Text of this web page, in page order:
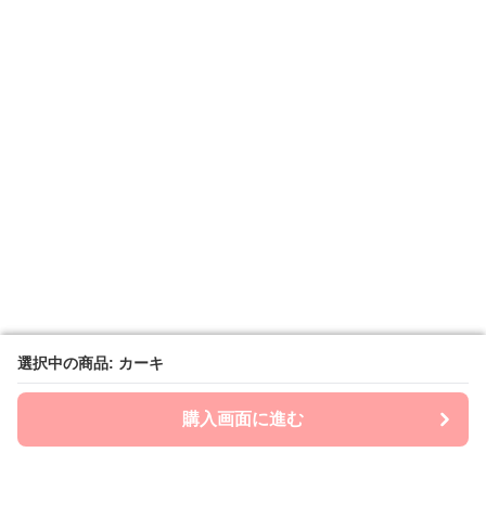
選択中の商品: カーキ
購入画面に進む
選択中の商品: カーキ
購入画面に進む